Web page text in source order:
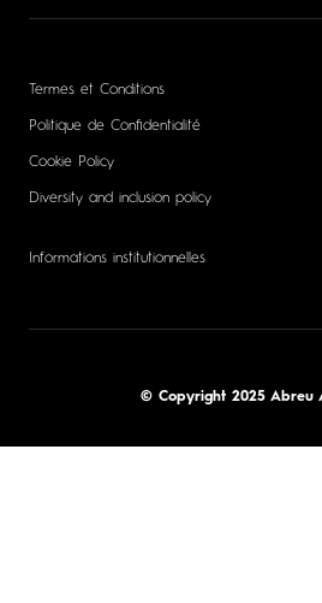
Termes et Conditions
Politique de Confidentialité
Cookie Policy
Diversity and inclusion policy
Informations institutionnelles
© Copyright 2025 Abreu